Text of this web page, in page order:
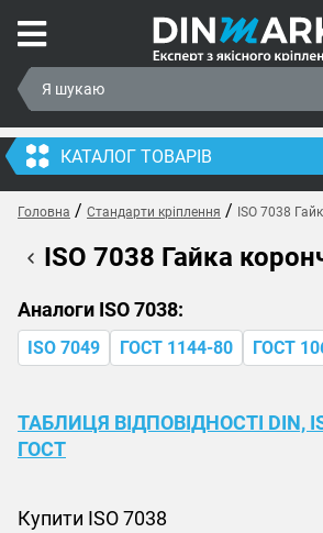
КАТАЛОГ ТОВАРІВ
Головна / Стандарти кріплення / ISO 7038
ISO 7038 Гайка
Аналоги ISO 7038:
ТАБЛИЦЯ ВІДПОВІДНОСТІ DIN,
ГОСТ
ISO 7049 ГОСТ 1144-80 ГОСТ
Купити ISO 7038